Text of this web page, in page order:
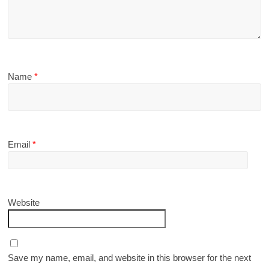
Name*
Email*
Website
Save my name, email, and website in this browser for the next